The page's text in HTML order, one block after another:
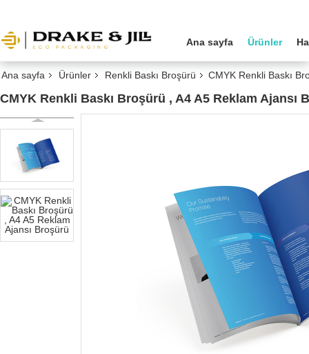
Ana sayfa Ürünler
Ana sayfa Ürünler Renkli Baskı Broşürü CMYK Renkli Baskı
CMYK Renkli Baskı Broşürü , A4 A5 Reklam Ajansı